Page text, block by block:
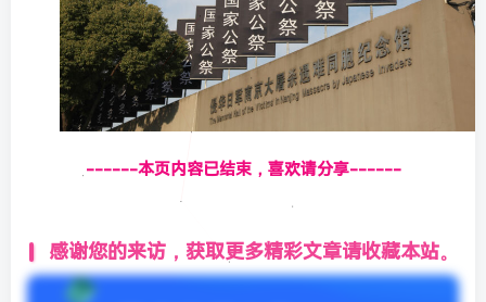
------本页内容已结束，喜欢请分享------
感谢您的来访，获取更多精彩文章请收藏本站。